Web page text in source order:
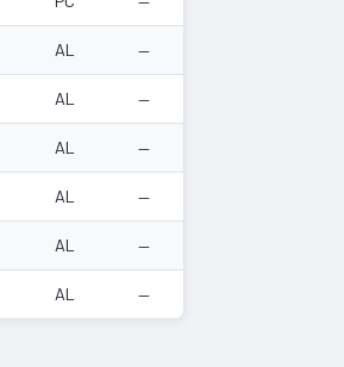
AL —
AL —
AL —
AL —
AL —
AL —